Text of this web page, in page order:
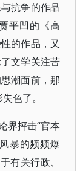
抗争的作品
平凹的《高
的作品，又
文学关注苦
潮面前，那
色了。
界抨击“官本
暴的频频爆
有关行政、